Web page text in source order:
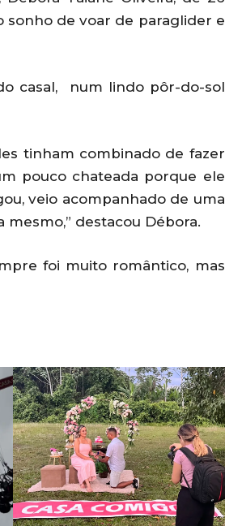
sonho de voar de paraglider e
casal, num lindo pôr-do-sol
tinham combinado de fazer
pouco chateada porque ele
veio acompanhado de uma
destacou Débora.
foi muito romântico, mas